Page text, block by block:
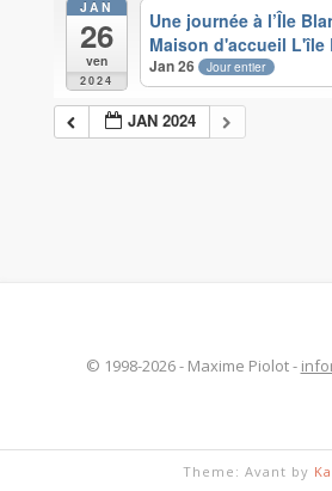
JAN
26
ven
2024
Une journée à l’Île
Maison d'accueil L'île
Jan 26 Jour entier
JAN 2024
© 1998-2026 - Maxime Piolot -
Theme: Avant by